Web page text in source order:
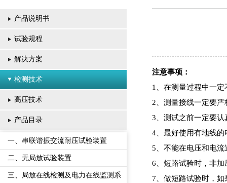
产品说明书
试验规程
解决方案
检测技术
高压技术
产品目录
一、串联谐振交流耐压试验装置
二、无局放试验装置
三、局放在线检测及电力在线监测系
注意事项：
1、在测量过程中一
2、测量接线一定要
3、测试之前一定要
4、最好使用有地线的
5、不能在电压和电
6、短路试验时，非
7、做短路试验时，